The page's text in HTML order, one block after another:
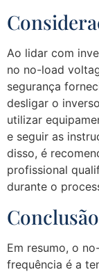
Ao lidar com
no no-load
segurança
desligar o
utilizar
e seguir as
disso, é
profissional
durante o
Conclusão
Em resumo, o
frequência é a